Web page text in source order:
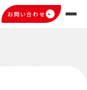
お問い合わせ